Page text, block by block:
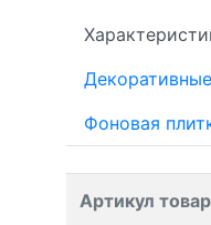
Фоновая
Артикул